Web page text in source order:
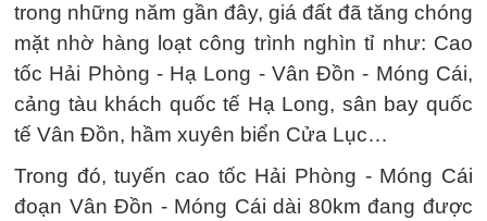
trong những năm gần đây, giá đất đã tăng chóng
mặt nhờ hàng loạt công trình nghìn tỉ như: Cao
tốc Hải Phòng - Hạ Long - Vân Đồn - Móng Cái,
cảng tàu khách quốc tế Hạ Long, sân bay quốc
tế Vân Đồn, hầm xuyên biển Cửa Lục…
Trong đó, tuyến cao tốc Hải Phòng - Móng Cái
đoạn Vân Đồn - Móng Cái dài 80km đang được